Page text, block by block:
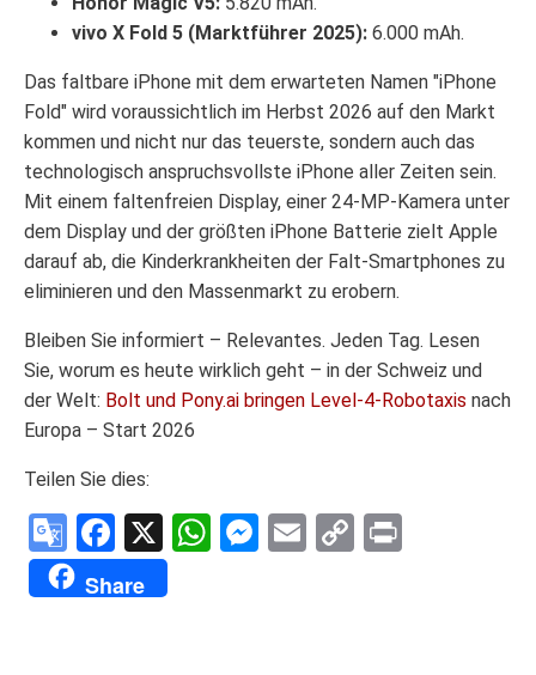
vivo X Fold 5 (Marktführer 2025): 6.000 mAh.
Das faltbare iPhone mit dem erwarteten Namen "iPhone
Fold" wird voraussichtlich im Herbst 2026 auf den Markt
kommen und nicht nur das teuerste, sondern auch das
technologisch anspruchsvollste iPhone aller Zeiten sein.
Mit einem faltenfreien Display, einer 24-MP-Kamera unter
dem Display und der größten iPhone Batterie zielt Apple
darauf ab, die Kinderkrankheiten der Falt-Smartphones zu
eliminieren und den Massenmarkt zu erobern.
Bleiben Sie informiert – Relevantes. Jeden Tag. Lesen
Sie, worum es heute wirklich geht – in der Schweiz und
der Welt: Bolt und Pony.ai bringen Level-4-Robotaxis nach
Europa – Start 2026
Teilen Sie dies:
Google
Translate
Facebook
X WhatsApp
Messenger
Email
Copy
Share